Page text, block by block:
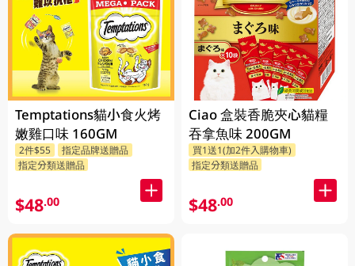
Temptations貓小食火烤
嫩雞口味 160GM
2件$55
指定品牌送贈品
指定分類送贈品
$48.00
Ciao 盒裝香脆夾心貓糧
吞拿魚味 200GM
買1送1(加2件入購物車)
指定分類送贈品
$48.00